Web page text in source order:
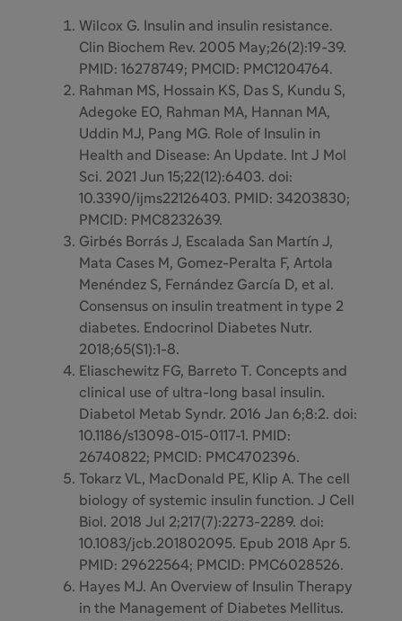
Wilcox G. Insulin and insulin resistance.
Clin Biochem Rev. 2005 May;26(2):19-39.
PMID: 16278749; PMCID: PMC1204764.
Rahman MS, Hossain KS, Das S, Kundu S,
Adegoke EO, Rahman MA, Hannan MA,
Uddin MJ, Pang MG. Role of Insulin in
Health and Disease: An Update. Int J Mol
Sci. 2021 Jun 15;22(12):6403. doi:
10.3390/ijms22126403. PMID: 34203830;
PMCID: PMC8232639.
Girbés Borrás J, Escalada San Martín J,
Mata Cases M, Gomez-Peralta F, Artola
Menéndez S, Fernández García D, et al.
Consensus on insulin treatment in type 2
diabetes. Endocrinol Diabetes Nutr.
2018;65(S1):1-8.
Eliaschewitz FG, Barreto T. Concepts and
clinical use of ultra-long basal insulin.
Diabetol Metab Syndr. 2016 Jan 6;8:2. doi:
10.1186/s13098-015-0117-1. PMID:
26740822; PMCID: PMC4702396.
Tokarz VL, MacDonald PE, Klip A. The cell
biology of systemic insulin function. J Cell
Biol. 2018 Jul 2;217(7):2273-2289. doi:
10.1083/jcb.201802095. Epub 2018 Apr 5.
PMID: 29622564; PMCID: PMC6028526.
Hayes MJ. An Overview of Insulin Therapy
in the Management of Diabetes Mellitus.